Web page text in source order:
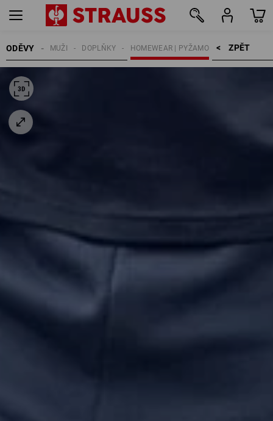
ODĚVY ZPĚT    >
HOMEWEAR | PYŽAMO
DOPLŇKY
MUŽI